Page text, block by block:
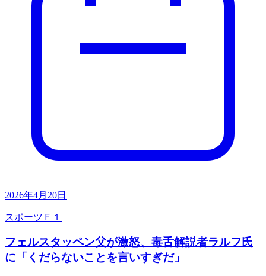
2026年4月20日
スポーツ Ｆ１
フェルスタッペン父が激怒、毒舌解説者ラルフ氏
に「くだらないことを言いすぎだ」